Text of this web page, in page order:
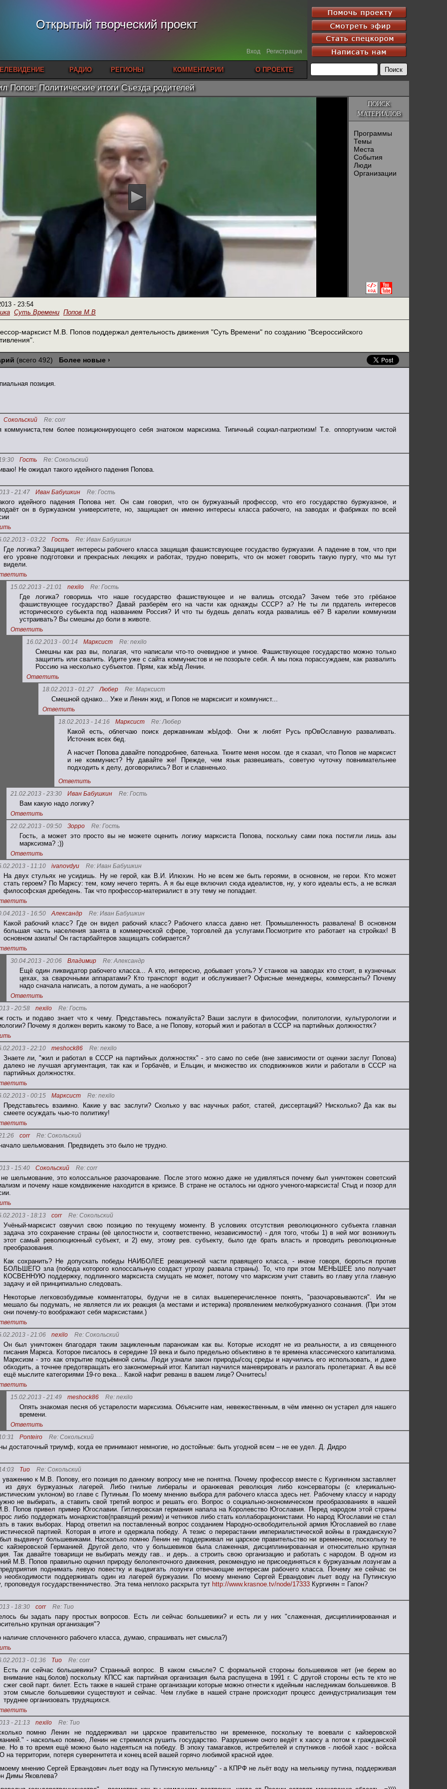
Открытый творческий проект
Вход Регистрация
РАДИО РЕГИОНЫ КОММЕНТАРИИ О ПРОЕКТЕ
Попов: Политические итоги Съезда родителей
ПОИСК
МАТЕРИАЛОВ
Программы
Темы
Места
События
Люди
Организации
- 23:54
Суть Времени Попов М.В
марксист М.В. Попов поддержал деятельность движения "Суть Времени" по созданию "Всероссийского
(всего 492) Более новые ›
позиция.
Сокольский Re: corr
более позиционирующего себя знатоком марксизма. Типичный социал-патриотизм! Т.е. оппортунизм чистой
Гость Re: Сокольский
Не ожидал такого идейного падения Попова.
- 21:47 Иван Бабушкин Re: Гость
идейного падения Попова нет. Он сам говорил, что он буржуазный профессор, что его государство буржуазное, и
он в буржуазном университете, но, защищает он именно интересы класса рабочего, на заводах и фабриках по всей
- 03:22
Гость Re: Иван Бабушкин
Где логика? Защищает интересы рабочего класса защищая фашистсвующее госудаство буржуазии. А падение в том, что при
его уровне подготовки и прекрасных лекциях и работах, трудно поверить, что он может говорить такую пургу, что мы тут
видели.
15.02.2013 - 21:01
nexilo Re: Гость
Где логика? говоришь что наше государство фашиствующее и не валишь отсюда? Зачем тебе это грёбаное
фашиствующее государство? Давай разберём его на части как однажды СССР? а? Не ты ли прдатель интересов
исторического субьекта под названием Россия? И что ты будешь делать когда развалишь её? В карелии коммунизм
устраивать? Вы смешны до боли в животе.
Ответить
16.02.2013 - 00:14
Марксист Re: nexilo
Смешны как раз вы, полагая, что написали что-то очевидное и умное. Фашиствующее государство можно только
защитить или свалить. Идите уже с сайта коммунистов и не позорьте себя. А мы пока порассуждаем, как развалить
Россию на несколько субъектов. Прям, как жЫд Ленин.
Ответить
18.02.2013 - 01:27
Любер Re: Марксист
Смешной однако... Уже и Ленин жид, и Попов не марксисит и коммунист...
Ответить
18.02.2013 - 14:16
Марксист Re: Любер
Какой есть, облегчаю поиск державникам жЫдоф. Они ж любят Русь прОвОславную разваливать.
Источник всех бед.
А насчет Попова давайте поподробнее, батенька. Ткните меня носом. где я сказал, что Попов не марксист
и не коммунист? Ну давайте же! Прежде, чем язык развешивать, советую чуточку повнимательнее
подходить к делу, договорились? Вот и славненько.
Ответить
21.02.2013 - 23:30
Иван Бабушкин Re: Гость
Вам какую надо логику?
Ответить
22.02.2013 - 09:50
Зорро Re: Гость
Гость, а может это просто вы не можете оценить логику марксиста Попова, поскольку сами пока постигли лишь азы
марксизма? ;))
Ответить
- 11:10
ivanovdyu Re: Иван Бабушкин
На двух стульях не усидишь. Ну не герой, как В.И. Илюхин. Но не всем же быть героями, в основном, не герои. Кто может
стать героем? По Марксу: тем, кому нечего терять. А я бы еще включил сюда идеалистов, ну, у кого идеалы есть, а не всякая
философская дребедень. Так что профессор-материалист в эту тему не попадает.
- 16:50
Александр Re: Иван Бабушкин
Какой рабочий класс? Где он видел рабочий класс? Рабочего класса давно нет. Промышленность развалена! В основном
большая часть населения занята в коммерческой сфере, торговлей да услугами.Посмотрите кто работает на стройках! В
основном азиаты! Он гастарбайтеров защищать собирается?
30.04.2013 - 20:06
Владимир Re: Александр
Ещё один ликвидатор рабочего класса... А кто, интересно, добывает уголь? У станков на заводах кто стоит, в кузнечных
цехах, за сварочными аппаратами? Кто транспорт водит и обслуживает? Офисные менеджеры, коммерсанты? Почему
надо сначала написать, а потом думать, а не наоборот?
Ответить
- 20:58
nexilo Re: Гость
гость и подаво знает что к чему. Представьтесь пожалуйста? Ваши заслуги в философии, политологии, культурологии и
Почему я должен верить какому то Васе, а не Попову, который жил и работал в СССР на партийных должностях?
- 22:10
meshock86 Re: nexilo
Знаете ли, "жил и работал в СССР на партийных должностях" - это само по себе (вне зависимости от оценки заслуг Попова)
далеко не лучшая аргументация, так как и Горбачёв, и Ельцин, и множество их сподвижников жили и работали в СССР на
партийных должностях.
- 00:15
Марксист Re: nexilo
Представьтесь взаимно. Какие у вас заслуги? Сколько у вас научных работ, статей, диссертаций? Нисколько? Да как вы
смеете осуждать чью-то политику!
corr Re: Сокольский
шельмования. Предвидеть это было не трудно.
- 15:40 Сокольский Re: corr
шельмование, это колоссальное разочарование. После этого можно даже не удивляться почему был уничтожен советский
и почему наше комдвижение находится в кризисе. В стране не осталось ни одного ученого-марксиста! Стыд и позор для
- 18:13
corr Re: Сокольский
Учёный-марксист озвучил свою позицию по текущему моменту. В условиях отсутствия революционного субъекта главная
задача это сохранение страны (её целостности и, соответственно, независимости) - для того, чтобы 1) в ней мог возникнуть
этот самый революционный субъект, и 2) ему, этому рев. субъекту, было где брать власть и проводить революционные
преобразования.
Как сохранить? Не допускать победы НАИБОЛЕЕ реакционной части правящего класса, - иначе говоря, бороться против
БОЛЬШЕГО зла (победа которого колоссальную создаст угрозу развала страны). То, что при этом МЕНЬШЕЕ зло получает
КОСВЕННУЮ поддержку, подлинного марксиста смущать не может, потому что марксизм учит ставить во главу угла главную
задачу и ей принципиально следовать.
Некоторые легковозбудимые комментаторы, будучи не в силах вышеперечисленное понять, "разочаровываются". Им не
мешало бы подумать, не является ли их реакция (а местами и истерика) проявлением мелкобуржуазного сознания. (При этом
они почему-то воображают себя марксистами.)
- 21:06
nexilo Re: Сокольский
Он был уничтожен благодаря таким зацикленным параноикам как вы. Которые исходят не из реальности, а из священного
писания Маркса. Которое писалось в середине 19 века и было предельно объективно в те времена классического капитализма.
Марксизм - это как открытие подъёмной силы. Люди узнали закон природы/соц среды и научились его использовать, и даже
обходить, а точнее предотвращать его закономерный итог. Капитал научился маневрировать и разлогать пролетариат. А вы всё
ещё мыслите категориями 19-го века... Какой нафиг реванш в вашем лице? Очнитесь!
15.02.2013 - 21:49
meshock86 Re: nexilo
Опять знакомая песня об устарелости марксизма. Объясните нам, невежественным, в чём именно он устарел для нашего
времени.
Ответить
Ponteiro Re: Сокольский
достаточный триумф, когда ее принимают немногие, но достойные: быть угодной всем – не ее удел. Д. Дидро
Тио Re: Сокольский
к М.В. Попову, его позиция по данному вопросу мне не понятна. Почему профессор вместе с Кургиняном заставляет
из двух буржуазных лагерей. Либо гнилые либералы и оранжевая революция либо консерваторы (с клерикально-
уклоном) во главе с Путиным. По моему мнению выбора для рабочего класса здесь нет. Рабочему классу и народу
не выбирать, а ставить свой третий вопрос и решать его. Вопрос о социально-экономическом преобразованиях в нашей
Попов привел пример Югославии. Гитлеровская германия напала на Королевство Югославия. Перед народом этой страны
либо поддержать монархистов(правящий режим) и четников либо стать коллаборационистами. Но народ Югославии не стал
в таких выборах. Народ ответил на поставленный вопрос созданием Народно-освободительной армия Югославией во главе
партией. Которая в итоге и одержала победу. А тезис о перерастании империалистической войны в гражданскую?
выдвинут большевиками. Насколько помню Ленин не поддерживал ни царское правительство ни временное, поскольку те
кайзеровской Германией. Другой дело, что у большевиков была слаженная, дисциплинированная и относительно крупная
Так давайте товарищи не выбирать между гав.. и дерь.. а строить свою организацию и работать с народом. В одном из
М.В. Попов правильно оценил природу белоленточного движения, рекомендую не присоединяться к буржуазным лозунгам а
поднимать левую повестку и выдвигать лозунги отвечающие интересам рабочего класса. Почему же сейчас он
необходимости поддерживать один из лагерей буржуазии. По моему мнению Сергей Ервандович льет воду на Путинскую
проповедуя государственничество. Эта тема неплохо раскрыта тут http://www.krasnoe.tv/node/17333 Кургинян = Гапон?
- 18:30 corr Re: Тио
бы задать пару простых вопросов. Есть ли сейчас большевики? и есть ли у них "слаженная, дисциплинированная и
крупная организация"?
наличие сплоченного рабочего класса, думаю, спрашивать нет смысла?)
- 01:36
Тио Re: corr
Есть ли сейчас большевики? Странный вопрос. В каком смысле? С формальной стороны большевиков нет (не берем во
внимание нац.болов) поскольку КПСС как партийная организация была распущена в 1991 г. С другой стороны есть те кто не
сжег свой парт. билет. Есть также в нашей стране организации которые можно отнести к идейным наследникам большевиков. В
этом смысле большевики существуют и сейчас. Чем глубже в нашей стране происходит процесс деиндустриализация тем
труднее организовать трудящихся.
- 21:13
nexilo Re: Тио
помню Ленин не поддерживал ни царское правительство ни временное, поскольку те воевали с кайзеровской
- насколько помню, Ленин не стремился рушить государство. Разрушение оного ведёт к хаосу а потом к гражданской
Но в то время ещё можно было надеяться на победу. В эпоху тамагавков, истребителей и спутников - любой хаос - войска
на территории, потеря суверенитета и конец всей вашей горячо любимой красной идее.
мнению Сергей Ервандович льет воду на Путинскую мельницу" - а КПРФ не льёт воду на мельницу путина, поддерживая
Димы Яковлева?